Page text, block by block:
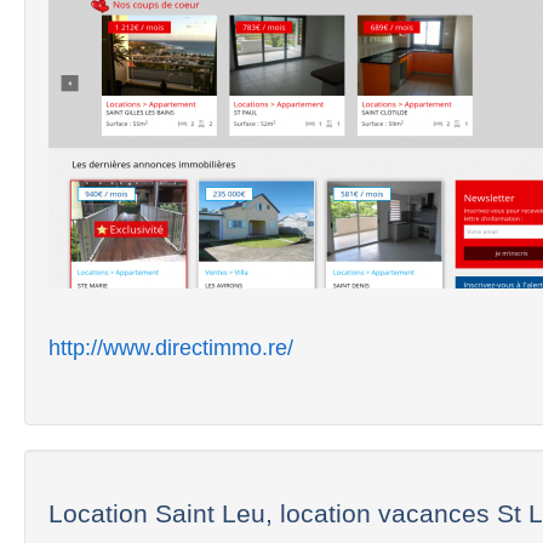
http://www.directimmo.re/
Location Saint Leu, location vacances St